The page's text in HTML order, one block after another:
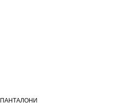
ПАНТАЛОНИ